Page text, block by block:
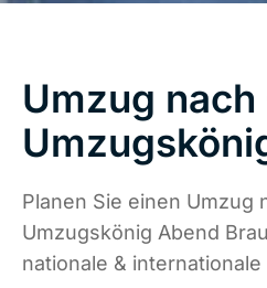
Umzug
Planen Sie einen Umzug
Umzugskönig Abend
nationale & internationale